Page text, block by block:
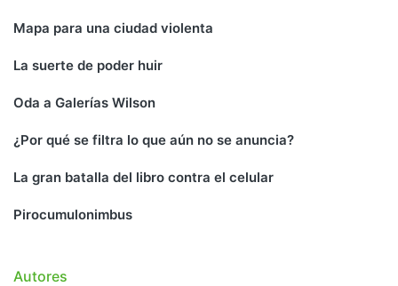
Mapa para una ciudad violenta
La suerte de poder huir
Oda a Galerías Wilson
¿Por qué se filtra lo que aún no se anuncia?
La gran batalla del libro contra el celular
Pirocumulonimbus
Autores